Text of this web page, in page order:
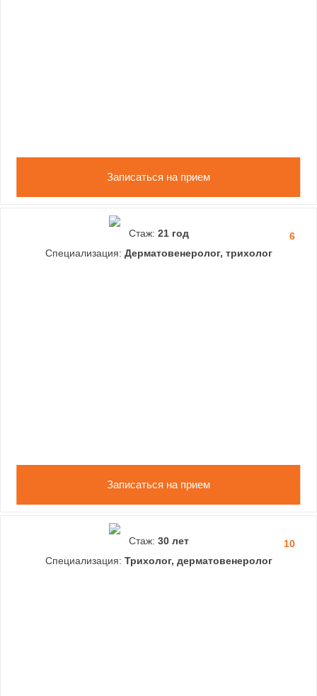
Записаться на прием
6
Стаж: 21 год
Специализация: Дерматовенеролог, трихолог
Записаться на прием
10
Стаж: 30 лет
Специализация: Трихолог, дерматовенеролог